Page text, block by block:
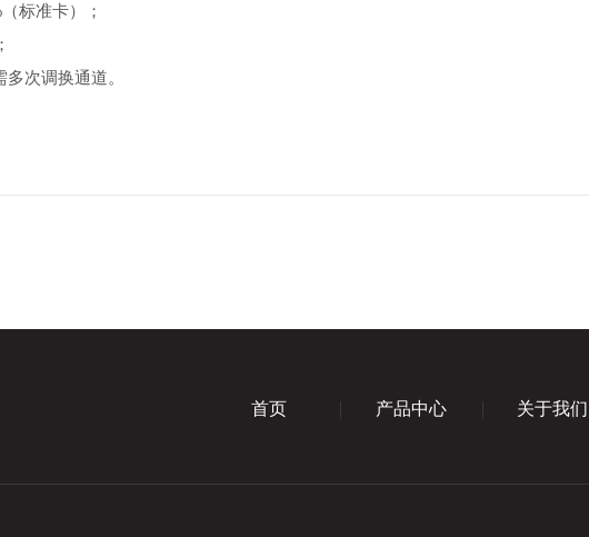
标准卡）；
次调换通道。
首页 产品中心 关于我们